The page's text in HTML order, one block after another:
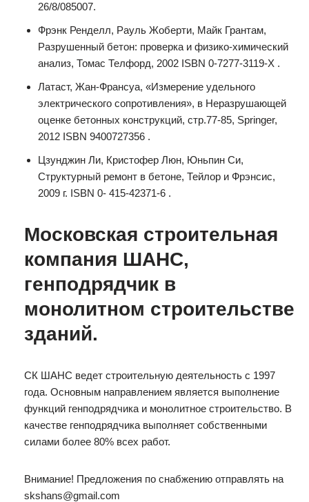
26/8/085007.
Фрэнк Ренделл, Рауль Жоберти, Майк Грантам,
Разрушенный бетон: проверка и физико-химический
анализ, Томас Телфорд, 2002 ISBN 0-7277-3119-X .
Латаст, Жан-Франсуа, «Измерение удельного
электрического сопротивления», в Неразрушающей
оценке бетонных конструкций, стр.77-85, Springer,
2012 ISBN 9400727356 .
Цзунджин Ли, Кристофер Люн, Юньпин Си,
Структурный ремонт в бетоне, Тейлор и Фрэнсис,
2009 г. ISBN 0- 415-42371-6 .
Московская строительная
компания ШАНС,
генподрядчик в
монолитном строительстве
зданий.
СК ШАНС ведет строительную деятельность с 1997
года. Основным направлением является выполнение
функций генподрядчика и монолитное строительство. В
качестве генподрядчика выполняет собственными
силами более 80% всех работ.
Внимание! Предложения по снабжению отправлять на
skshans@gmail.com